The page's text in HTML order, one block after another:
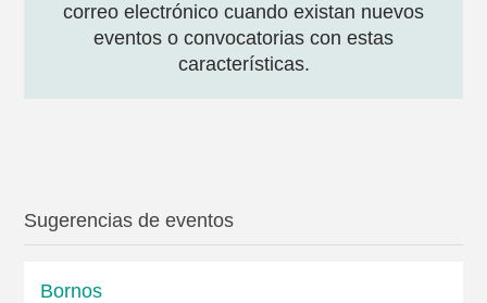
correo electrónico cuando existan nuevos
eventos o convocatorias con estas
características.
Sugerencias de eventos
Bornos